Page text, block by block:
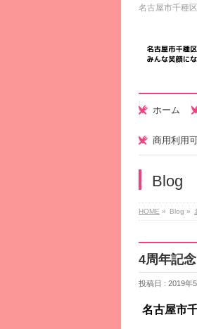
名古屋市千種
ホーム
商用利用
Blog
HOME » Blog »
4周年記
投稿日 : 2019年
名古屋市